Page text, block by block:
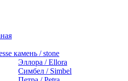
камень / stone
Эллора / Ellora
Симбел / Simbel